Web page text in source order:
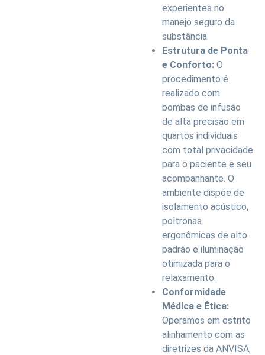
experientes no
manejo seguro da
substância.
Estrutura de Ponta
e Conforto: O
procedimento é
realizado com
bombas de infusão
de alta precisão em
quartos individuais
com total privacidade
para o paciente e seu
acompanhante. O
ambiente dispõe de
isolamento acústico,
poltronas
ergonômicas de alto
padrão e iluminação
otimizada para o
relaxamento.
Conformidade
Médica e Ética:
Operamos em estrito
alinhamento com as
diretrizes da ANVISA,